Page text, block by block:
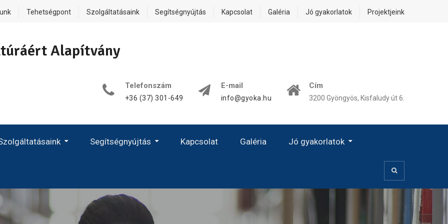
Tehetségpont Szolgáltatásaink Segítségnyújtás Kapcsolat Galéria Jó gyakorlatok Projektjeink
Alapítvány
Telefonszám
+36 (37) 301-649
E-mail
info@gyoka.hu
Cím
3200 Gyöngyös, Kisfaludy út 6.
Segítségnyújtás Kapcsolat Galéria Jó gyakorlatok